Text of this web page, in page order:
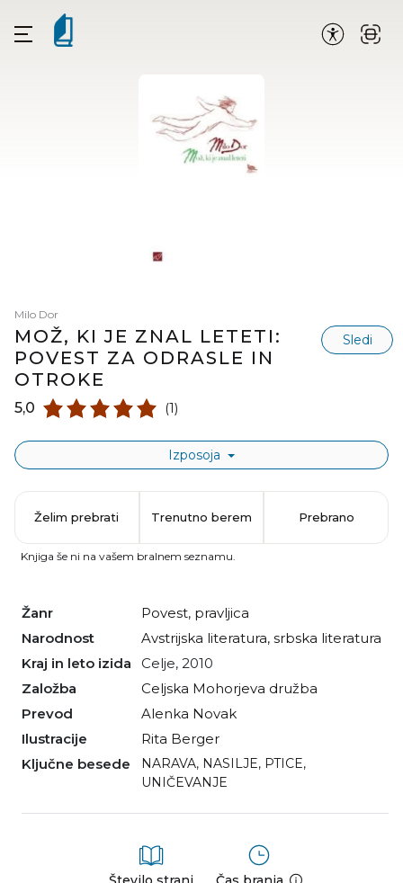
Milo Dor
MOŽ, KI JE ZNAL LETETI:
POVEST ZA ODRASLE IN
OTROKE
Sledi
5,0 (1)
Izposoja
Žanr povest, pravljica
Narodnost
avstrijska literatura, srbska literatura
Kraj in leto izida
Celje, 2010
Založba
Celjska Mohorjeva družba
Prevod
Alenka Novak
Ilustracije
Rita Berger
Ključne besede
NARAVA, NASILJE, PTICE,
UNIČEVANJE
Želim prebrati Trenutno berem Prebrano
Knjiga še ni na vašem bralnem seznamu.